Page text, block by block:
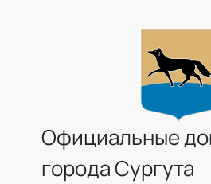
Официальные
города Сургута